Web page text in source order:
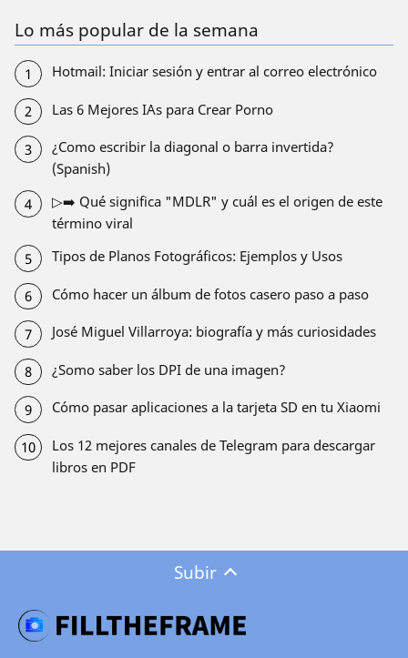
Lo más popular de la semana
Hotmail: Iniciar sesión y entrar al correo electrónico
Las 6 Mejores IAs para Crear Porno
¿Como escribir la diagonal o barra invertida?
(Spanish)
▷➡️ Qué significa "MDLR" y cuál es el origen de este
término viral
Tipos de Planos Fotográficos: Ejemplos y Usos
Cómo hacer un álbum de fotos casero paso a paso
José Miguel Villarroya: biografía y más curiosidades
¿Somo saber los DPI de una imagen?
Cómo pasar aplicaciones a la tarjeta SD en tu Xiaomi
Los 12 mejores canales de Telegram para descargar
libros en PDF
Subir